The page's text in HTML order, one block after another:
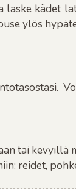
laske kädet
ylös
tai kevyillä
reidet,